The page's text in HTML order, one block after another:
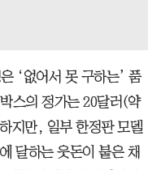
‘없어서 못 구하는’ 품
스의 정가는 20달러(약
지만, 일부 한정판 모델
달하는 웃돈이 붙은 채